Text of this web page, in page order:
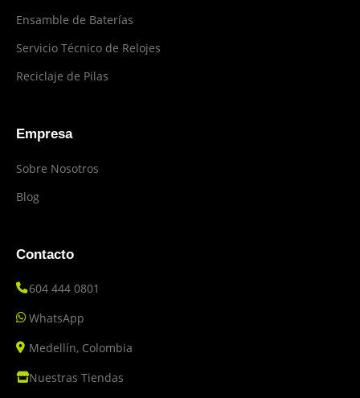
Ensamble de Baterías
Servicio Técnico de Relojes
Reciclaje de Pilas
Empresa
Sobre Nosotros
Blog
Contacto
604 444 0801
WhatsApp
Medellín, Colombia
Nuestras Tiendas